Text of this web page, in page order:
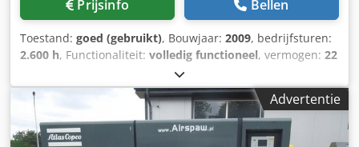
Prijsinfo Bellen
Toestand: goed (gebruikt), Bouwjaar: 2009, bedrijfsturen:
2.600 h, Functionaliteit: volledig functioneel, vermogen: 22
, 🔧 Specificaties: Type: Atlas Copco ZT22
Bouwjaar: 2009 Vermogen: 22 kW (30 pk) Werkdruk: 7 bar
(101 psi) Capaciteit: ca. 3,55 m³/min (125 cfm) Cjdpjy E
Sndefx Aa Torf Toerental: 2940 rpm ⏱️ Draaiuren: Totaal:
ca. 12.900 uur Belaste uren: ca. 2.600 uur
Advertentie